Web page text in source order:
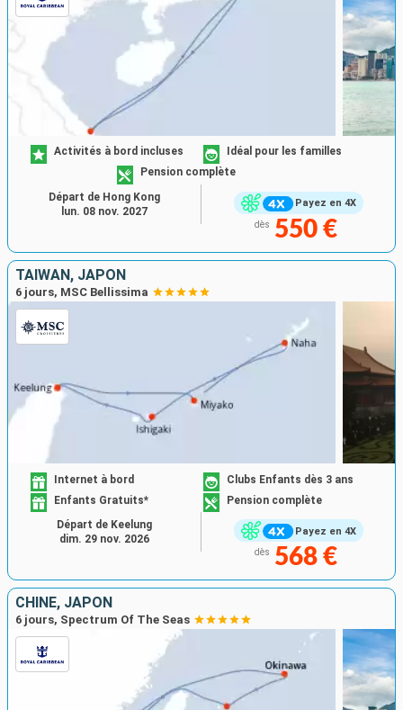
Payez en 4X
Activités à bord incluses
Idéal pour les familles
Pension complète
dès 550 €
Départ de Hong Kong
lun. 08 nov. 2027
TAÏWAN, JAPON
6 jours, MSC Bellissima
Payez en 4X
Internet à bord
Clubs Enfants dès 3 ans
Enfants Gratuits*
Pension complète
dès 568 €
Départ de Keelung
dim. 29 nov. 2026
CHINE, JAPON
6 jours, Spectrum Of The Seas